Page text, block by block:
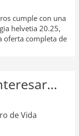
cumple con una
helvetia 20.25,
oferta completa de
de Vida